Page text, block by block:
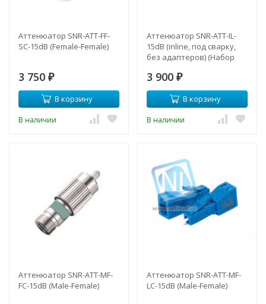
Аттенюатор SNR-ATT-FF-
SC-15dB (Female-Female)
3 750 ₽
В корзину
В наличии
Аттенюатор SNR-ATT-IL-
15dB (inline, под сварку,
без адаптеров) (Набор
3 900 ₽
В корзину
В наличии
Аттенюатор SNR-ATT-MF-
FC-15dB (Male-Female)
Аттенюатор SNR-ATT-MF-
LC-15dB (Male-Female)